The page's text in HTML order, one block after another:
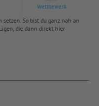
Wettbewerb
So bist du ganz nah an
die dann direkt hier